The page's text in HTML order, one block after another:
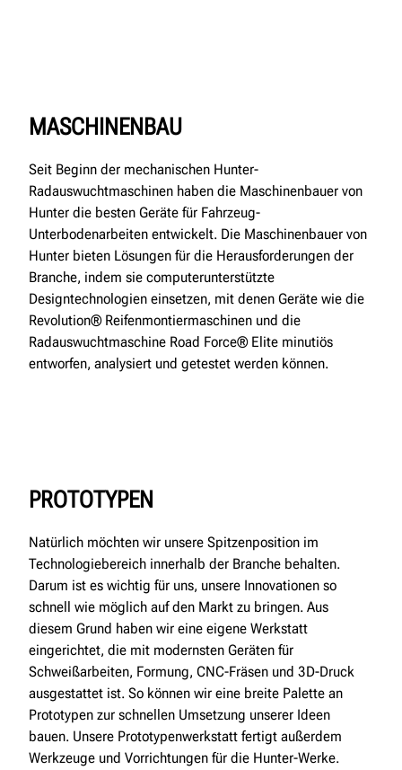
MASCHINENBAU
Seit Beginn der mechanischen Hunter-
Radauswuchtmaschinen haben die Maschinenbauer von
Hunter die besten Geräte für Fahrzeug-
Unterbodenarbeiten entwickelt. Die Maschinenbauer von
Hunter bieten Lösungen für die Herausforderungen der
Branche, indem sie computerunterstützte
Designtechnologien einsetzen, mit denen Geräte wie die
Revolution® Reifenmontiermaschinen und die
Radauswuchtmaschine Road Force® Elite minutiös
entworfen, analysiert und getestet werden können.
PROTOTYPEN
Natürlich möchten wir unsere Spitzenposition im
Technologiebereich innerhalb der Branche behalten.
Darum ist es wichtig für uns, unsere Innovationen so
schnell wie möglich auf den Markt zu bringen. Aus
diesem Grund haben wir eine eigene Werkstatt
eingerichtet, die mit modernsten Geräten für
Schweißarbeiten, Formung, CNC-Fräsen und 3D-Druck
ausgestattet ist. So können wir eine breite Palette an
Prototypen zur schnellen Umsetzung unserer Ideen
bauen. Unsere Prototypenwerkstatt fertigt außerdem
Werkzeuge und Vorrichtungen für die Hunter-Werke.